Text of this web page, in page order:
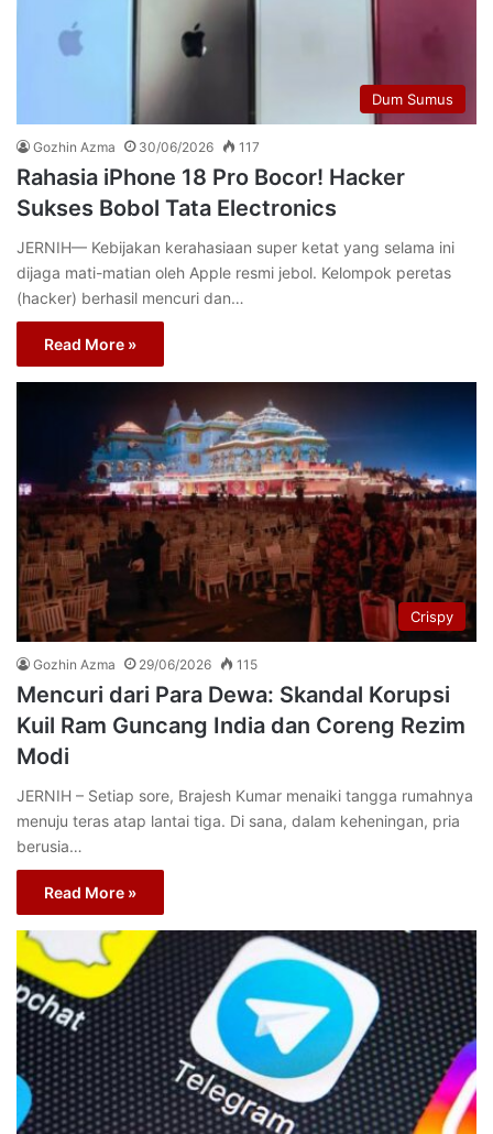
Dum Sumus
Gozhin Azma 30/06/2026 117
Rahasia iPhone 18 Pro Bocor! Hacker
Sukses Bobol Tata Electronics
JERNIH— Kebijakan kerahasiaan super ketat yang selama ini
dijaga mati-matian oleh Apple resmi jebol. Kelompok peretas
(hacker) berhasil mencuri dan…
Read More »
Crispy
Gozhin Azma 29/06/2026 115
Mencuri dari Para Dewa: Skandal Korupsi
Kuil Ram Guncang India dan Coreng Rezim
Modi
JERNIH – Setiap sore, Brajesh Kumar menaiki tangga rumahnya
menuju teras atap lantai tiga. Di sana, dalam keheningan, pria
berusia…
Read More »